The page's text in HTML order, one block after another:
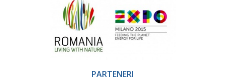
PARTENERI